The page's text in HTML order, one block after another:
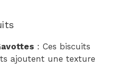
: Ces biscuits
ajoutent une texture